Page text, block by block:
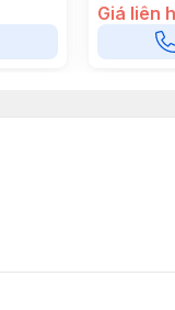
Giá liên